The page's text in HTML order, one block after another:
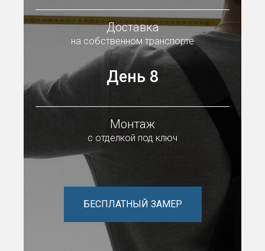
Доставка
на собственном транспорте
День 8
Монтаж
с отделкой под ключ
БЕСПЛАТНЫЙ ЗАМЕР